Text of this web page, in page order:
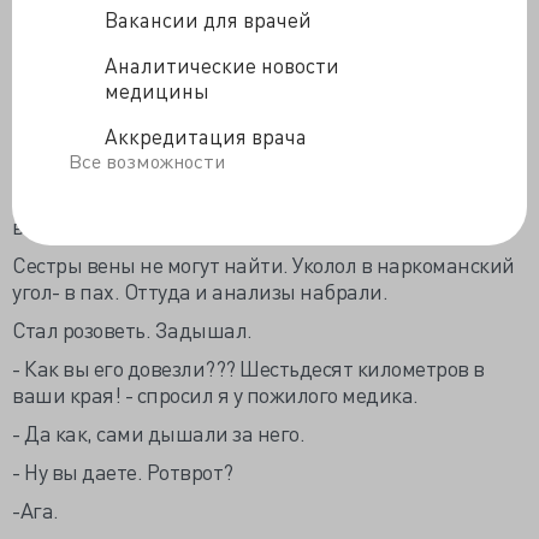
Вакансии для врачей
Аналитические новости
медицины
Аккредитация врача
Все возможности
гипоксии. Единичные вздохи. Заблеванный. Знаки
узкие. Вены заколоты. Давление низкое,
брадикардия. Передоз ясно дело. Умирает.
- Быстро интубируем! Налоксон три куба в вену!!!
вонища сивухой. Начали дышать.
Сестры вены не могут найти. Уколол в наркоманский
угол- в пах. Оттуда и анализы набрали.
Стал розоветь. Задышал.
- Как вы его довезли??? Шестьдесят километров в
ваши края! - спросил я у пожилого медика.
- Да как, сами дышали за него.
- Ну вы даете. Ротврот?
-Ага.